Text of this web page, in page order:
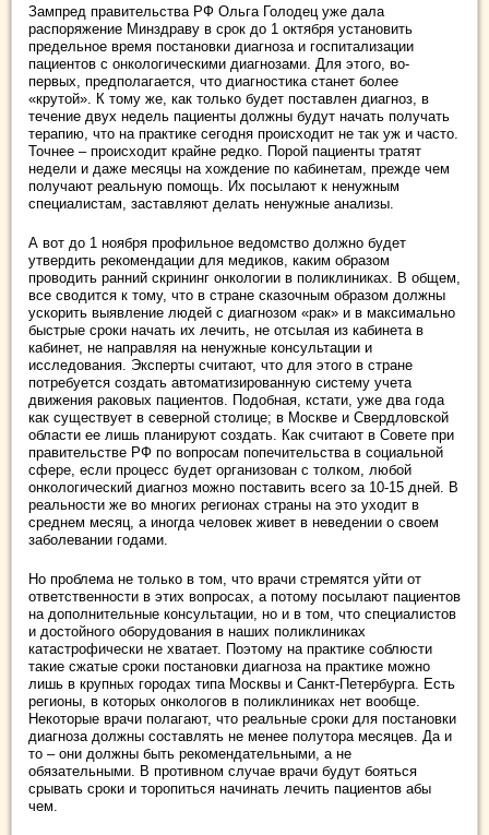
Зампред правительства РФ Ольга Голодец уже дала
распоряжение Минздраву в срок до 1 октября установить
предельное время постановки диагноза и госпитализации
пациентов с онкологическими диагнозами. Для этого, во-
первых, предполагается, что диагностика станет более
«крутой». К тому же, как только будет поставлен диагноз, в
течение двух недель пациенты должны будут начать получать
терапию, что на практике сегодня происходит не так уж и часто.
Точнее – происходит крайне редко. Порой пациенты тратят
недели и даже месяцы на хождение по кабинетам, прежде чем
получают реальную помощь. Их посылают к ненужным
специалистам, заставляют делать ненужные анализы.
А вот до 1 ноября профильное ведомство должно будет
утвердить рекомендации для медиков, каким образом
проводить ранний скрининг онкологии в поликлиниках. В общем,
все сводится к тому, что в стране сказочным образом должны
ускорить выявление людей с диагнозом «рак» и в максимально
быстрые сроки начать их лечить, не отсылая из кабинета в
кабинет, не направляя на ненужные консультации и
исследования. Эксперты считают, что для этого в стране
потребуется создать автоматизированную систему учета
движения раковых пациентов. Подобная, кстати, уже два года
как существует в северной столице; в Москве и Свердловской
области ее лишь планируют создать. Как считают в Совете при
правительстве РФ по вопросам попечительства в социальной
сфере, если процесс будет организован с толком, любой
онкологический диагноз можно поставить всего за 10-15 дней. В
реальности же во многих регионах страны на это уходит в
среднем месяц, а иногда человек живет в неведении о своем
заболевании годами.
Но проблема не только в том, что врачи стремятся уйти от
ответственности в этих вопросах, а потому посылают пациентов
на дополнительные консультации, но и в том, что специалистов
и достойного оборудования в наших поликлиниках
катастрофически не хватает. Поэтому на практике соблюсти
такие сжатые сроки постановки диагноза на практике можно
лишь в крупных городах типа Москвы и Санкт-Петербурга. Есть
регионы, в которых онкологов в поликлиниках нет вообще.
Некоторые врачи полагают, что реальные сроки для постановки
диагноза должны составлять не менее полутора месяцев. Да и
то – они должны быть рекомендательными, а не
обязательными. В противном случае врачи будут бояться
срывать сроки и торопиться начинать лечить пациентов абы
чем.